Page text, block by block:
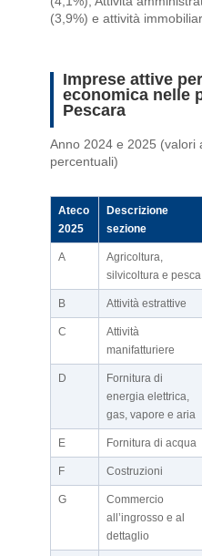
(3,9%) e attività
Imprese attive
economica nelle
Pescara
Anno 2024 e 2025 (valori
percentuali)
Ateco
2025
Descrizione
sezione
A
Agricoltura,
silvicoltura e pesca
B Attività estrattive
C
Attività
manifatturiere
D
Fornitura di
energia elettrica,
gas, vapore e aria
E Fornitura di acqua
F Costruzioni
G
Commercio
all’ingrosso e al
dettaglio